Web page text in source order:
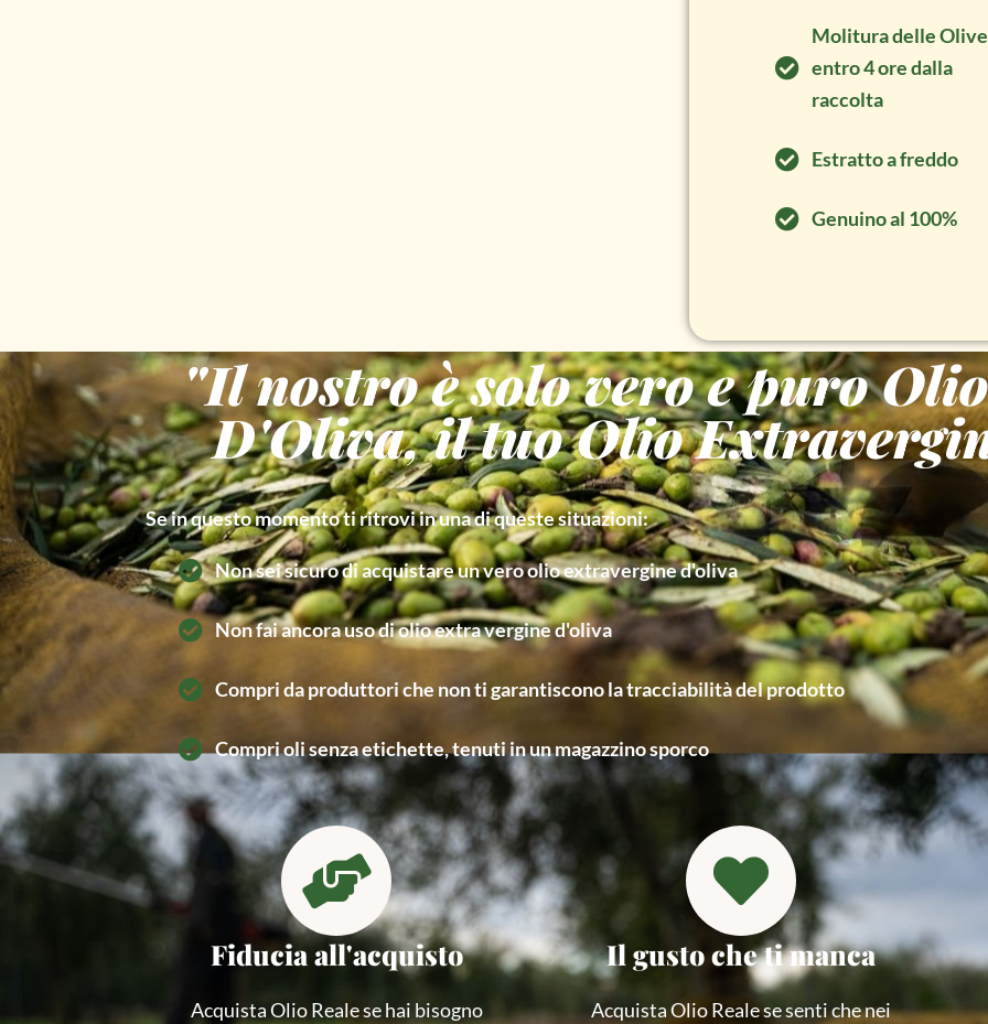
Molitura delle Olive
entro 4 ore dalla
raccolta
Estratto a freddo
Genuino al 100%
"Il nostro è solo vero e puro
D'Oliva, il tuo Olio
Se in questo momento ti ritrovi in una di queste situazioni:
Non sei sicuro di acquistare un vero olio extravergine d'oliva
Non fai ancora uso di olio extra vergine d'oliva
Compri da produttori che non ti garantiscono la tracciabilità del prodotto
Compri oli senza etichette, tenuti in un magazzino sporco
Fiducia all'acquisto
Acquista Olio Reale se hai bisogno
Il gusto che ti manca
Acquista Olio Reale se senti che nei